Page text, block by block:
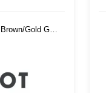
Gold G15